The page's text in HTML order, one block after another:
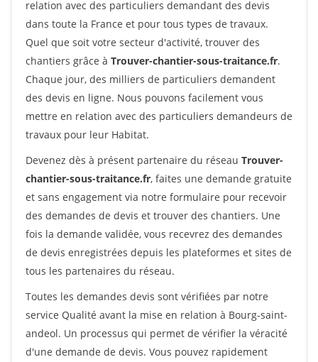
relation avec des particuliers demandant des devis
dans toute la France et pour tous types de travaux.
Quel que soit votre secteur d'activité, trouver des
chantiers grâce à Trouver-chantier-sous-traitance.fr.
Chaque jour, des milliers de particuliers demandent
des devis en ligne. Nous pouvons facilement vous
mettre en relation avec des particuliers demandeurs de
travaux pour leur Habitat.
Devenez dès à présent partenaire du réseau Trouver-
chantier-sous-traitance.fr, faites une demande gratuite
et sans engagement via notre formulaire pour recevoir
des demandes de devis et trouver des chantiers. Une
fois la demande validée, vous recevrez des demandes
de devis enregistrées depuis les plateformes et sites de
tous les partenaires du réseau.
Toutes les demandes devis sont vérifiées par notre
service Qualité avant la mise en relation à Bourg-saint-
andeol. Un processus qui permet de vérifier la véracité
d'une demande de devis. Vous pouvez rapidement